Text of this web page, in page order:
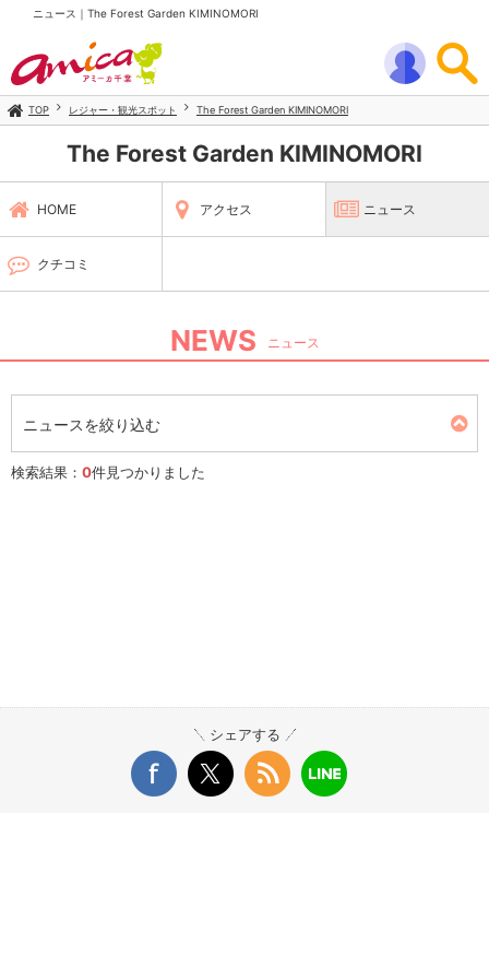
ニュース｜The Forest Garden KIMINOMORI
TOP レジャー・観光スポット The Forest Garden KIMINOMORI
The Forest Garden KIMINOMORI
HOME アクセス ニュース
クチコミ
NEWS ニュース
ニュースを絞り込む
検索結果： 0件見つかりました
シェアする